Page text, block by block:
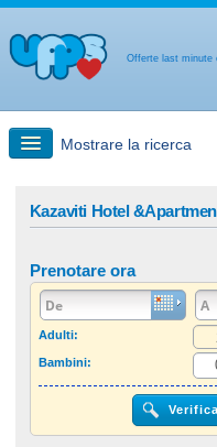
Offerte last minute
Mostrare la ricerca
Offerta last minute
Altro paese
Kazaviti Hotel
Prenotare ora
Adulti:
Bambini: